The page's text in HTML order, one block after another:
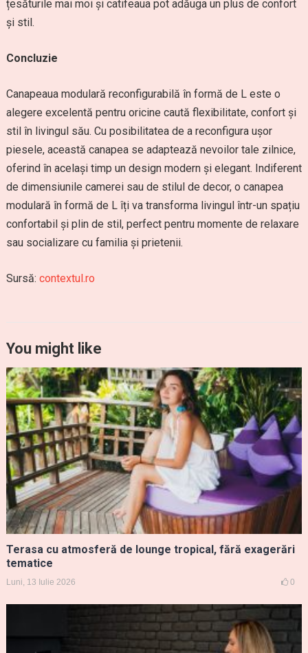
țesăturile mai moi și catifeaua pot adăuga un plus de confort
și stil.
Concluzie
Canapeaua modulară reconfigurabilă în formă de L este o
alegere excelentă pentru oricine caută flexibilitate, confort și
stil în livingul său. Cu posibilitatea de a reconfigura ușor
piesele, această canapea se adaptează nevoilor tale zilnice,
oferind în același timp un design modern și elegant. Indiferent
de dimensiunile camerei sau de stilul de decor, o canapea
modulară în formă de L îți va transforma livingul într-un spațiu
confortabil și plin de stil, perfect pentru momente de relaxare
sau socializare cu familia și prietenii.
Sursă: contextul.ro
You might like
Terasa cu atmosferă de lounge tropical, fără exagerări
tematice
Luni, 13 Iulie 2026 0